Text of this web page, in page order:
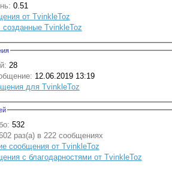
0.51
от TvinkleToz
TvinkleToz
28
12.06.2019 13:19
для TvinkleToz
532
раз(а) в 222 сообщениях
сообщения от TvinkleToz
с благодарностями от TvinkleToz